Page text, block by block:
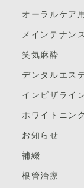
を受けたか、
す。
受けた衝撃が
ないか（根っ
になります。
固定すること
根っこや骨の
オーラルケア
メインテナンス
笑気麻酔
デンタルエス
インビザライ
ホワイトニン
お知らせ
補綴
根管治療